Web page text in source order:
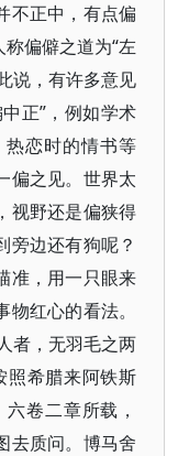
不正中，有点偏
偏僻之道为“左
说，有许多意见
正”，例如学术
恋时的情书等
偏之见。世界太
视野还是偏狭得
旁边还有狗呢？
准，用一只眼来
红心的看法。
者，无羽毛之两
照希腊来阿铁斯
卷二章所载，
去质问。博马舍